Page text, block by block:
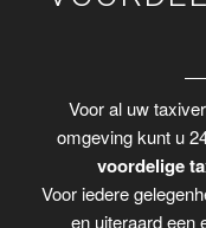
Voor al uw
omgeving kunt u
voordelige
Voor iedere
en uiteraard een